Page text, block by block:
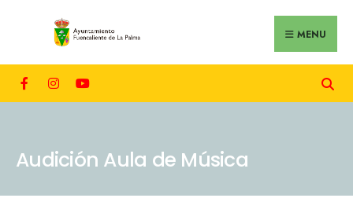
MENU
Audición Aula de Música